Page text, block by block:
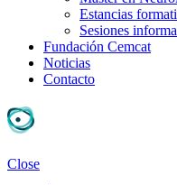
Estancias
Sesiones
Fundación Cemcat
Noticias
Contacto
Close